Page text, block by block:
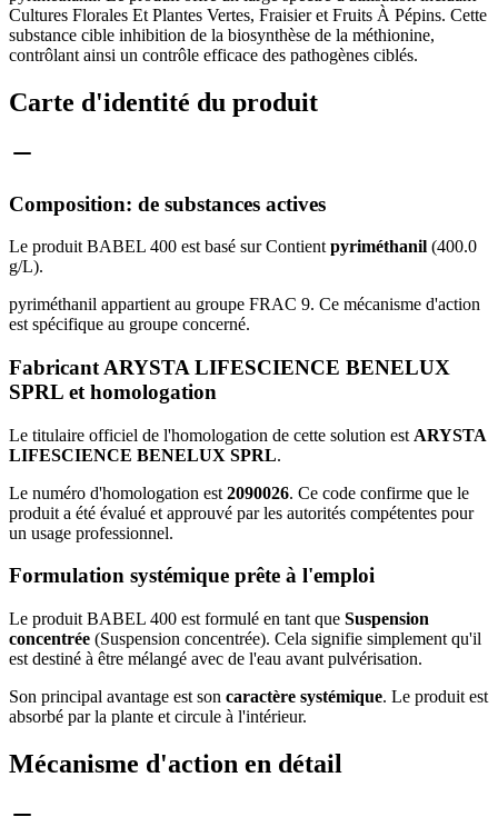
Cultures Florales Et Plantes Vertes, Fraisier et Fruits À Pépins. Cette
substance cible inhibition de la biosynthèse de la méthionine,
contrôlant ainsi un contrôle efficace des pathogènes ciblés.
Carte d'identité du produit
Composition: de substances actives
Le produit BABEL 400 est basé sur Contient pyriméthanil (400.0
g/L).
pyriméthanil appartient au groupe FRAC 9. Ce mécanisme d'action
est spécifique au groupe concerné.
Fabricant ARYSTA LIFESCIENCE BENELUX
SPRL et homologation
Le titulaire officiel de l'homologation de cette solution est ARYSTA
LIFESCIENCE BENELUX SPRL.
Le numéro d'homologation est 2090026. Ce code confirme que le
produit a été évalué et approuvé par les autorités compétentes pour
un usage professionnel.
Formulation systémique prête à l'emploi
Le produit BABEL 400 est formulé en tant que Suspension
concentrée (Suspension concentrée). Cela signifie simplement qu'il
est destiné à être mélangé avec de l'eau avant pulvérisation.
Son principal avantage est son caractère systémique. Le produit est
absorbé par la plante et circule à l'intérieur.
Mécanisme d'action en détail